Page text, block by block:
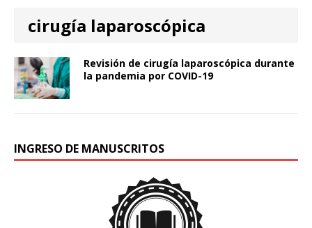
cirugía laparoscópica
Revisión de cirugía laparoscópica durante
la pandemia por COVID-19
INGRESO DE MANUSCRITOS